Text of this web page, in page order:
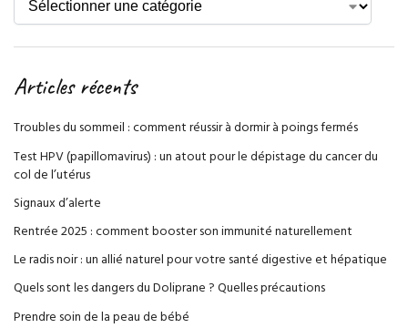
Articles récents
Troubles du sommeil : comment réussir à dormir à poings fermés
Test HPV (papillomavirus) : un atout pour le dépistage du cancer du
col de l’utérus
Signaux d’alerte
Rentrée 2025 : comment booster son immunité naturellement
Le radis noir : un allié naturel pour votre santé digestive et hépatique
Quels sont les dangers du Doliprane ? Quelles précautions
Prendre soin de la peau de bébé